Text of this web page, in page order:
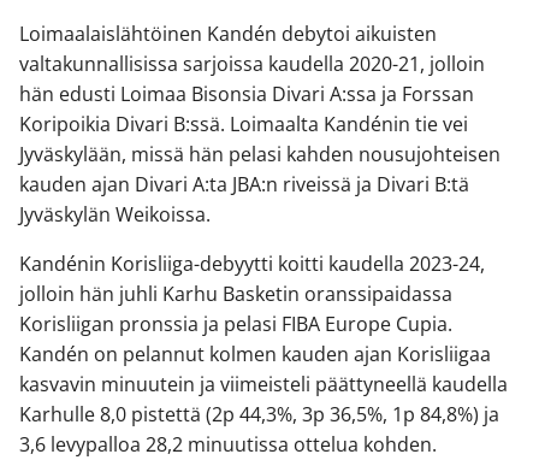
Loimaalaislähtöinen Kandén debytoi aikuisten
valtakunnallisissa sarjoissa kaudella 2020-21, jolloin
hän edusti Loimaa Bisonsia Divari A:ssa ja Forssan
Koripoikia Divari B:ssä. Loimaalta Kandénin tie vei
Jyväskylään, missä hän pelasi kahden nousujohteisen
kauden ajan Divari A:ta JBA:n riveissä ja Divari B:tä
Jyväskylän Weikoissa.
Kandénin Korisliiga-debyytti koitti kaudella 2023-24,
jolloin hän juhli Karhu Basketin oranssipaidassa
Korisliigan pronssia ja pelasi FIBA Europe Cupia.
Kandén on pelannut kolmen kauden ajan Korisliigaa
kasvavin minuutein ja viimeisteli päättyneellä kaudella
Karhulle 8,0 pistettä (2p 44,3%, 3p 36,5%, 1p 84,8%) ja
3,6 levypalloa 28,2 minuutissa ottelua kohden.